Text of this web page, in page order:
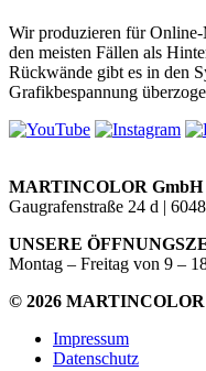
Wir produzieren für
den meisten Fällen als
Rückwände gibt es in den
Grafikbespannung
MARTINCOLOR GmbH
Gaugrafenstraße 24 d |
UNSERE
Montag – Freitag von 9 –
© 2026 MARTINCOLOR
Impressum
Datenschutz